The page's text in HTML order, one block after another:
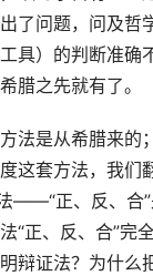
了问题，问及哲
具）的判断准确
腊之先就有了。
法是从希腊来的
这套方法，我们
法——“正、反、合
“正、反、合”完
辩证法？为什么